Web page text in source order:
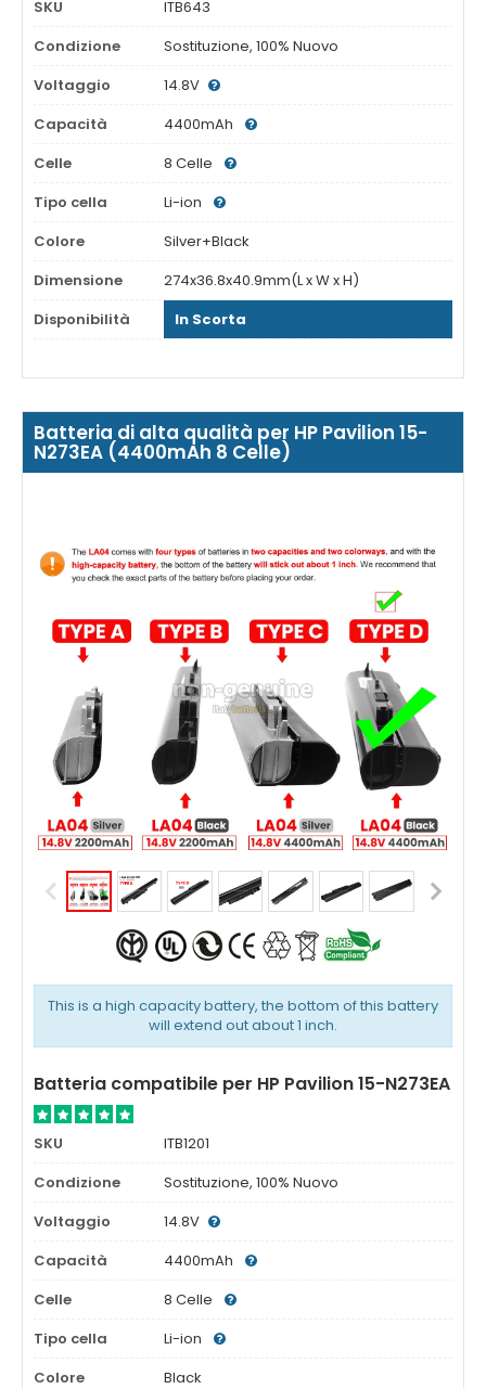
SKU
ITB643
Condizione
Sostituzione, 100% Nuovo
Voltaggio
14.8V
Capacità
4400mAh
Celle
8 Celle
Tipo cella
Li-ion
Colore
Silver+Black
Dimensione
274x36.8x40.9mm(L x W x H)
Disponibilità
In Scorta
Batteria di alta qualità per HP Pavilion 15-
N273EA (4400mAh 8 Celle)
This is a high capacity battery, the bottom of this battery
will extend out about 1 inch.
Batteria compatibile per HP Pavilion 15-N273EA
SKU
ITB1201
Condizione
Sostituzione, 100% Nuovo
Voltaggio
14.8V
Capacità
4400mAh
Celle
8 Celle
Tipo cella
Li-ion
Colore
Black